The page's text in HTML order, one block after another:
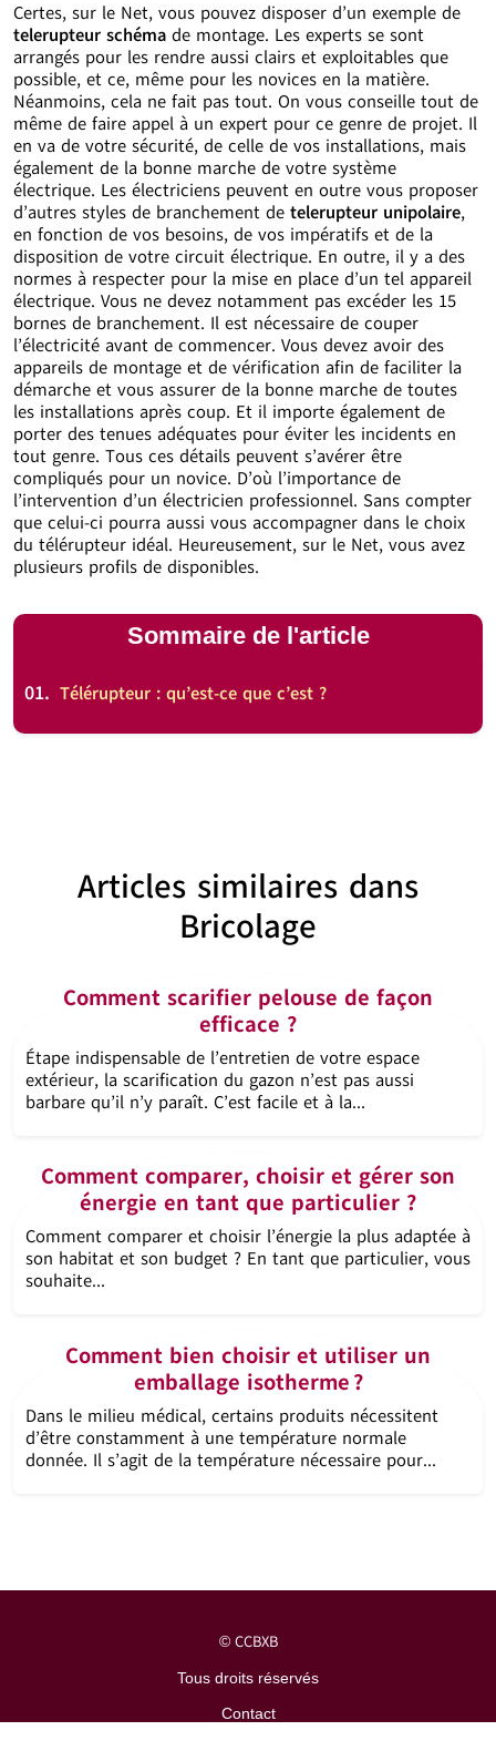
Certes, sur le Net, vous pouvez disposer d’un exemple de
telerupteur schéma de montage. Les experts se sont
arrangés pour les rendre aussi clairs et exploitables que
possible, et ce, même pour les novices en la matière.
Néanmoins, cela ne fait pas tout. On vous conseille tout de
même de faire appel à un expert pour ce genre de projet. Il
en va de votre sécurité, de celle de vos installations, mais
également de la bonne marche de votre système
électrique. Les électriciens peuvent en outre vous proposer
d’autres styles de branchement de telerupteur unipolaire,
en fonction de vos besoins, de vos impératifs et de la
disposition de votre circuit électrique. En outre, il y a des
normes à respecter pour la mise en place d’un tel appareil
électrique. Vous ne devez notamment pas excéder les 15
bornes de branchement. Il est nécessaire de couper
l’électricité avant de commencer. Vous devez avoir des
appareils de montage et de vérification afin de faciliter la
démarche et vous assurer de la bonne marche de toutes
les installations après coup. Et il importe également de
porter des tenues adéquates pour éviter les incidents en
tout genre. Tous ces détails peuvent s’avérer être
compliqués pour un novice. D’où l’importance de
l’intervention d’un électricien professionnel. Sans compter
que celui-ci pourra aussi vous accompagner dans le choix
du télérupteur idéal. Heureusement, sur le Net, vous avez
plusieurs profils de disponibles.
Sommaire de l'article
01. Télérupteur : qu’est-ce que c’est ?
Articles similaires dans
Bricolage
Comment scarifier pelouse de façon
efficace ?
Étape indispensable de l’entretien de votre espace
extérieur, la scarification du gazon n’est pas aussi
barbare qu’il n’y paraît. C’est facile et à la...
Comment comparer, choisir et gérer son
énergie en tant que particulier ?
Comment comparer et choisir l’énergie la plus adaptée à
son habitat et son budget ? En tant que particulier, vous
souhaite...
Comment bien choisir et utiliser un
emballage isotherme ?
Dans le milieu médical, certains produits nécessitent
d’être constamment à une température normale
donnée. Il s’agit de la température nécessaire pour...
© CCBXB
Tous droits réservés
Contact